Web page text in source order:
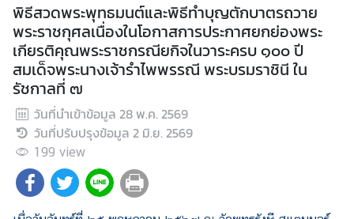
ลั
ก
เ
กี่
ย
ว
กั
บ
ส
ถ
พิธีสวดพระพุทธมนต์และพิธีทำบุญตักบาตรถวาย
พระราชกุศลเนื่องในโอกาสการประกาศยกย่องพระ
เกียรติคุณพระราชกรณียกิจในวาระครบ ๑๐๐ ปี
สมเด็จพระนางเจ้ารำไพพรรณี พระบรมราชินี ใน
รัชกาลที่ ๗
วันที่นำเข้าข้อมูล 28 พ.ค. 2569
วันที่ปรับปรุงข้อมูล 2 มิ.ย. 2569
199 view